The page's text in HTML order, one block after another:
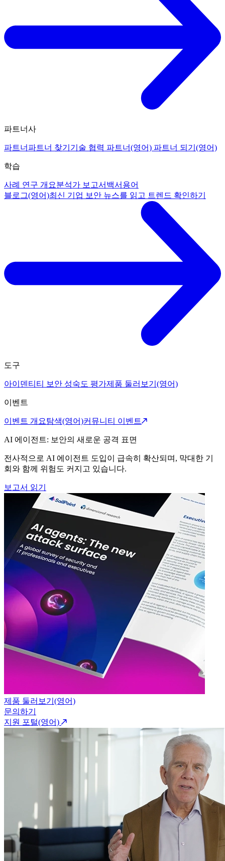
파트너사
파트너 파트너 찾기 기술 협력 파트너(영어) 파트너 되기(영어)
학습
사례 연구 개요분석가 보고서 백서 용어
블로그(영어)최신 기업 보안 뉴스를 읽고 트렌드 확인하기
도구
아이덴티티 보안 성숙도 평가제품 둘러보기(영어)
이벤트
이벤트 개요탐색(영어)커뮤니티 이벤트
AI 에이전트: 보안의 새로운 공격 표면
전사적으로 AI 에이전트 도입이 급속히 확산되며, 막대한 기
회와 함께 위험도 커지고 있습니다.
보고서 읽기
제품 둘러보기(영어)
문의하기
지원 포털(영어)